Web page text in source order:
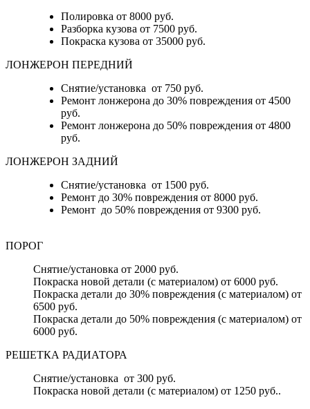
Полировка от 8000 руб.
Разборка кузова от 7500 руб.
Покраска кузова от 35000 руб.
ЛОНЖЕРОН ПЕРЕДНИЙ
Снятие/установка от 750 руб.
Ремонт лонжерона до 30% повреждения от 4500
руб.
Ремонт лонжерона до 50% повреждения от 4800
руб.
ЛОНЖЕРОН ЗАДНИЙ
Снятие/установка от 1500 руб.
Ремонт до 30% повреждения от 8000 руб.
Ремонт до 50% повреждения от 9300 руб.
ПОРОГ
Снятие/установка от 2000 руб.
Покраска новой детали (с материалом) от 6000 руб.
Покраска детали до 30% повреждения (с материалом) от
6500 руб.
Покраска детали до 50% повреждения (с материалом) от
6000 руб.
РЕШЕТКА РАДИАТОРА
Снятие/установка от 300 руб.
Покраска новой детали (с материалом) от 1250 руб..